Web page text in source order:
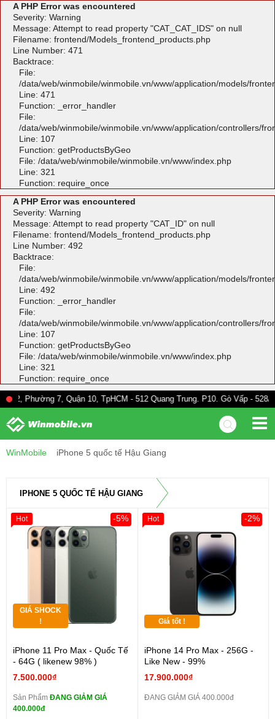
A PHP Error was encountered
Severity: Warning
Message: Attempt to read property "CAT_CAT_IDS" on null
Filename: frontend/Models_frontend_products.php
Line Number: 471
Backtrace:
File:
/data/web/winmobile/winmobile.vn/www/application/models/
Line: 471
Function: _error_handler
File:
/data/web/winmobile/winmobile.vn/www/application/controllers/
Line: 107
Function: getProductsByGeo
File: /data/web/winmobile/winmobile.vn/www/index.php
Line: 321
Function: require_once
A PHP Error was encountered
Severity: Warning
Message: Attempt to read property "CAT_ID" on null
Filename: frontend/Models_frontend_products.php
Line Number: 492
Backtrace:
File:
/data/web/winmobile/winmobile.vn/www/application/models/
Line: 492
Function: _error_handler
File:
/data/web/winmobile/winmobile.vn/www/application/controllers/
Line: 107
Function: getProductsByGeo
File: /data/web/winmobile/winmobile.vn/www/index.php
Line: 321
Function: require_once
7, Quận 10, TpHCM - 512 Quang Trung. P10. Gò Vấp - 528A Trường
WinMobile iPhone 5 quốc tế Hậu Giang
IPHONE 5 QUỐC TẾ HẬU GIANG
GIÁ SHOCK
!
iPhone 11 Pro Max - Quốc Tế
- 64G ( likenew 98% )
7.500.000₫
-5%
Sản Phẩm ĐANG GIẢM GIÁ
400.000đ
Hot
Giá tốt !
iPhone 14 Pro Max - 256G -
Like New - 99%
17.900.000₫
-2%
ĐANG GIẢM GIÁ 400.000đ
Hot